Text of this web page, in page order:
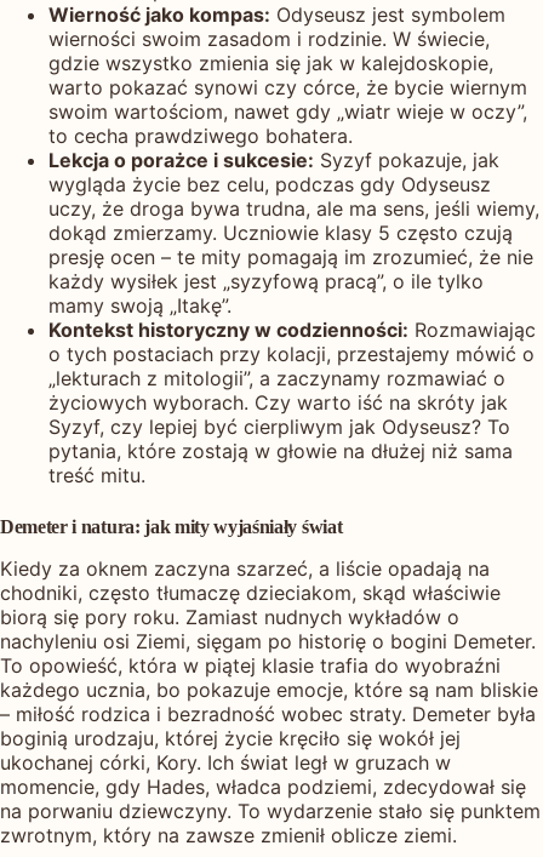
Wierność jako kompas: Odyseusz jest symbolem
wierności swoim zasadom i rodzinie. W świecie,
gdzie wszystko zmienia się jak w kalejdoskopie,
warto pokazać synowi czy córce, że bycie wiernym
swoim wartościom, nawet gdy „wiatr wieje w oczy”,
to cecha prawdziwego bohatera.
Lekcja o porażce i sukcesie: Syzyf pokazuje, jak
wygląda życie bez celu, podczas gdy Odyseusz
uczy, że droga bywa trudna, ale ma sens, jeśli wiemy,
dokąd zmierzamy. Uczniowie klasy 5 często czują
presję ocen – te mity pomagają im zrozumieć, że nie
każdy wysiłek jest „syzyfową pracą”, o ile tylko
mamy swoją „Itakę”.
Kontekst historyczny w codzienności: Rozmawiając
o tych postaciach przy kolacji, przestajemy mówić o
„lekturach z mitologii”, a zaczynamy rozmawiać o
życiowych wyborach. Czy warto iść na skróty jak
Syzyf, czy lepiej być cierpliwym jak Odyseusz? To
pytania, które zostają w głowie na dłużej niż sama
treść mitu.
Demeter i natura: jak mity wyjaśniały świat
Kiedy za oknem zaczyna szarzeć, a liście opadają na
chodniki, często tłumaczę dzieciakom, skąd właściwie
biorą się pory roku. Zamiast nudnych wykładów o
nachyleniu osi Ziemi, sięgam po historię o bogini Demeter.
To opowieść, która w piątej klasie trafia do wyobraźni
każdego ucznia, bo pokazuje emocje, które są nam bliskie
– miłość rodzica i bezradność wobec straty. Demeter była
boginią urodzaju, której życie kręciło się wokół jej
ukochanej córki, Kory. Ich świat legł w gruzach w
momencie, gdy Hades, władca podziemi, zdecydował się
na porwaniu dziewczyny. To wydarzenie stało się punktem
zwrotnym, który na zawsze zmienił oblicze ziemi.